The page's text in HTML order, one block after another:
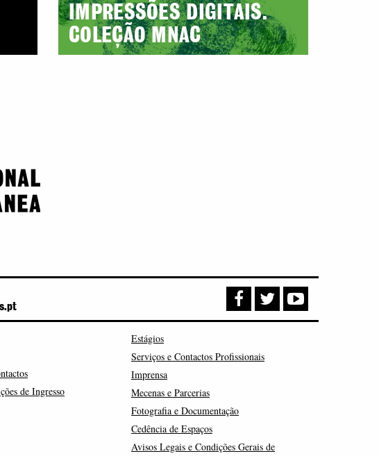
IMPRESSÕES DIGITAIS.
COLEÇÃO MNAC
de Ingresso
Estágios
Serviços e Contactos Profissionais
Imprensa
Mecenas e Parcerias
Fotografia e Documentação
Cedência de Espaços
Avisos Legais e Condições Gerais de